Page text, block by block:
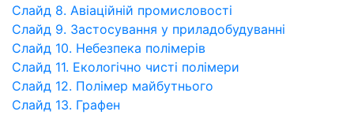
Слайд 8. Авіаційній промисловості
Слайд 9. Застосування у приладобудуванні
Слайд 10. Небезпека полімерів
Слайд 11. Екологічно чисті полімери
Слайд 12. Полімер майбутнього
Слайд 13. Графен